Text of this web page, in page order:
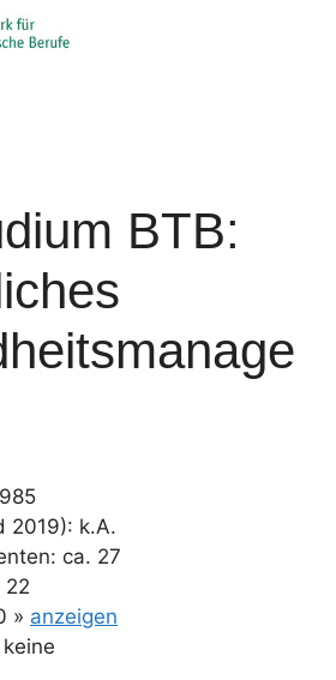
BTB:
2019): k.A.
ca. 27
22
» anzeigen